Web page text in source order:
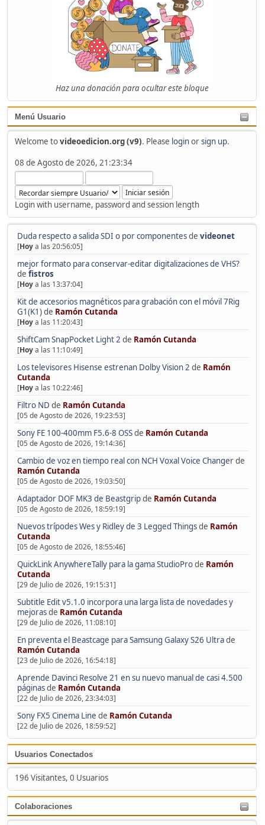
Haz una donación para ocultar este bloque
Menú Usuario
Welcome tovideoedicion.org (v9). Please loginorsign up.
08 de Agosto de 2026, 21:23:34
Login with username, password and session length
Duda respecto a salida SDI o por componentesde videonet
[Hoya las 20:56:05]
mejor formato para conservar-editar digitalizaciones de VHS?
de fistros
[Hoya las 13:37:04]
Kit de accesorios magnéticos para grabación con el móvil 7Rig
G1(K1)de Ramón Cutanda
[Hoya las 11:20:43]
ShiftCam SnapPocket Light 2 de Ramón Cutanda
[Hoya las 11:10:49]
Los televisores Hisense estrenan Dolby Vision 2 de Ramón
Cutanda
[Hoya las 10:22:46]
Filtro ND de Ramón Cutanda
[05 de Agosto de 2026, 19:23:53]
Sony FE 100-400mm F5.6-8 OSSde Ramón Cutanda
[05 de Agosto de 2026, 19:14:36]
Cambio de voz en tiempo real con NCH Voxal Voice Changerde
Ramón Cutanda
[05 de Agosto de 2026, 19:03:50]
Adaptador DOF MK3 de Beastgripde Ramón Cutanda
[05 de Agosto de 2026, 18:59:19]
Nuevos trípodes Wes y Ridley de 3 Legged Thingsde Ramón
Cutanda
[05 de Agosto de 2026, 18:55:46]
QuickLink AnywhereTally para la gama StudioProde Ramón
Cutanda
[29 de Julio de 2026, 19:15:31]
Subtitle Edit v5.1.0 incorpora una larga lista de novedades y
mejorasde Ramón Cutanda
[29 de Julio de 2026, 11:08:10]
En preventa el Beastcage para Samsung Galaxy S26 Ultrade
Ramón Cutanda
[23 de Julio de 2026, 16:54:18]
Aprende Davinci Resolve 21 en su nuevo manual de casi 4.500
páginasde Ramón Cutanda
[22 de Julio de 2026, 23:34:03]
Sony FX5 Cinema Line de Ramón Cutanda
[22 de Julio de 2026, 18:59:52]
Usuarios Conectados
196 Visitantes, 0 Usuarios
Colaboraciones